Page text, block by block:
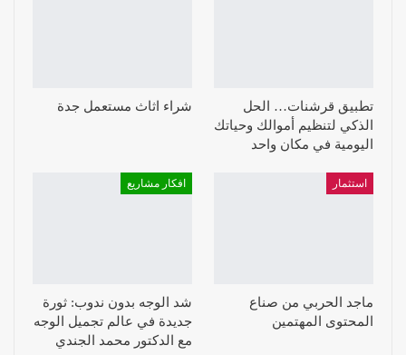
تطبيق قرشنات… الحل
الذكي لتنظيم أموالك وحياتك
اليومية في مكان واحد
شراء اثاث مستعمل جدة
استثمار
ماجد الحربي من صناع
المحتوى المهتمين
افكار مشاريع
شد الوجه بدون ندوب: ثورة
جديدة في عالم تجميل الوجه
مع الدكتور محمد الجندي